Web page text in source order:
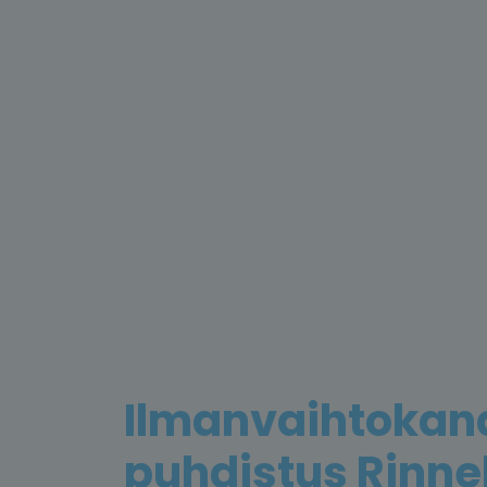
puhdistus